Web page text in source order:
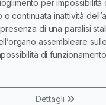
per impossibilità
o continuata inattività
di una paralisi
assembleare
di
Dettagli